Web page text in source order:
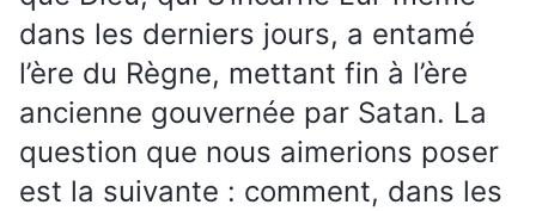
dans les derniers jours, a entamé
l’ère du Règne, mettant fin à l’ère
ancienne gouvernée par Satan. La
question que nous aimerions poser
est la suivante : comment, dans les